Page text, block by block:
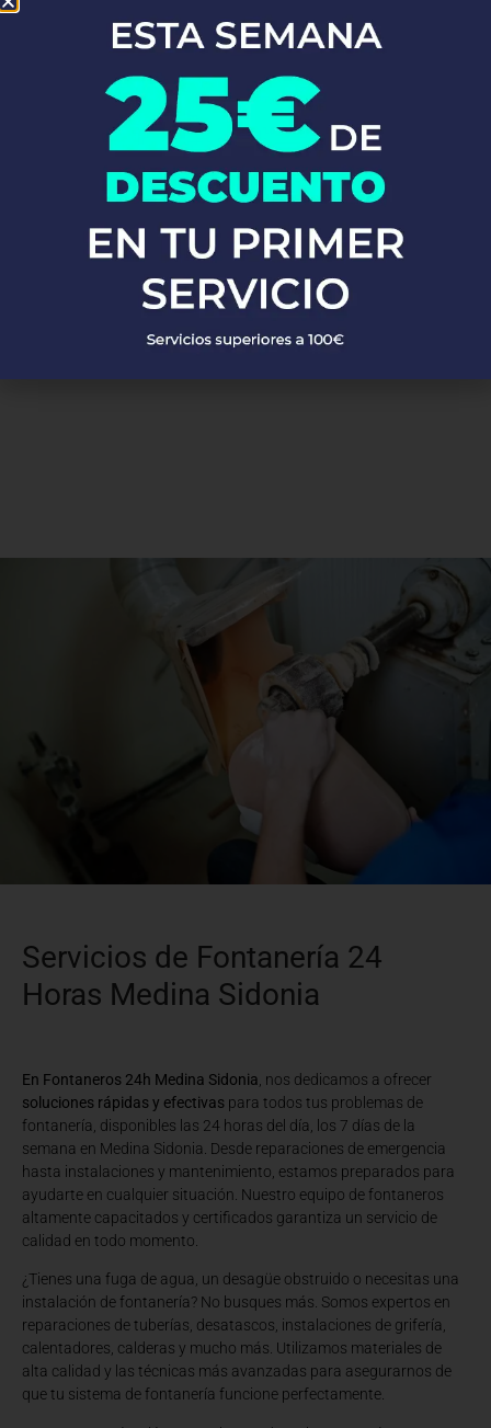
En Fontaneros 24h Medina Sidonia, brindamos una completa
necesidades. Ya sea una emergencia o un mantenimiento
rutinario, estamos disponibles para asistirte las 24 horas del día,
los 7 días de la semana. A continuación, te mostramos algunos de
PEDIR PRESUPUESTO
Servicios de Fontanería 24
Horas Medina Sidonia
En Fontaneros 24h Medina Sidonia , nos dedicamos a ofrecer
soluciones rápidas y efectivas para todos tus problemas de
fontanería, disponibles las 24 horas del día, los 7 días de la
semana en Medina Sidonia. Desde reparaciones de emergencia
hasta instalaciones y mantenimiento, estamos preparados para
ayudarte en cualquier situación. Nuestro equipo de fontaneros
altamente capacitados y certificados garantiza un servicio de
calidad en todo momento.
¿Tienes una fuga de agua, un desagüe obstruido o necesitas una
instalación de fontanería? No busques más. Somos expertos en
reparaciones de tuberías, desatascos, instalaciones de grifería,
calentadores, calderas y mucho más. Utilizamos materiales de
alta calidad y las técnicas más avanzadas para asegurarnos de
que tu sistema de fontanería funcione perfectamente.